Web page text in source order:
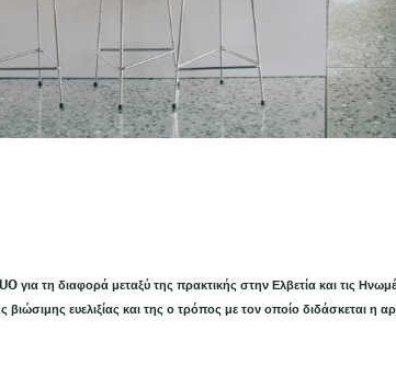
για τη διαφορά μεταξύ της πρακτικής στην Ελβετία και τις
ευελιξίας και της ο τρόπος με τον οποίο διδάσκεται η